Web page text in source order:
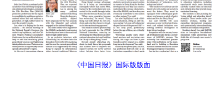
《中国日报》国际版版面